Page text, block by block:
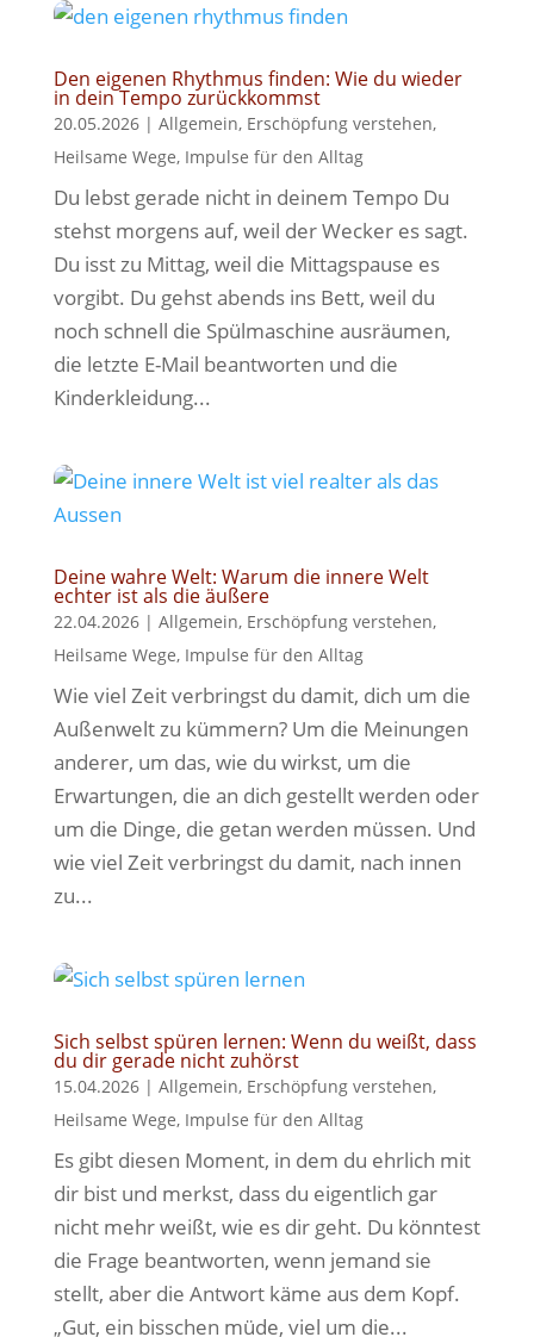
Den eigenen Rhythmus finden: Wie du wieder
in dein Tempo zurückkommst
20.05.2026| Allgemein, Erschöpfung verstehen,
Heilsame Wege, Impulse für den Alltag
Du lebst gerade nicht in deinem Tempo Du
stehst morgens auf, weil der Wecker es sagt.
Du isst zu Mittag, weil die Mittagspause es
vorgibt. Du gehst abends ins Bett, weil du
noch schnell die Spülmaschine ausräumen,
die letzte E-Mail beantworten und die
Kinderkleidung...
Deine wahre Welt: Warum die innere Welt
echter ist als die äußere
22.04.2026| Allgemein, Erschöpfung verstehen,
Heilsame Wege, Impulse für den Alltag
Wie viel Zeit verbringst du damit, dich um die
Außenwelt zu kümmern? Um die Meinungen
anderer, um das, wie du wirkst, um die
Erwartungen, die an dich gestellt werden oder
um die Dinge, die getan werden müssen. Und
wie viel Zeit verbringst du damit, nach innen
zu...
Sich selbst spüren lernen: Wenn du weißt, dass
du dir gerade nicht zuhörst
15.04.2026| Allgemein, Erschöpfung verstehen,
Heilsame Wege, Impulse für den Alltag
Es gibt diesen Moment, in dem du ehrlich mit
dir bist und merkst, dass du eigentlich gar
nicht mehr weißt, wie es dir geht. Du könntest
die Frage beantworten, wenn jemand sie
stellt, aber die Antwort käme aus dem Kopf.
„Gut, ein bisschen müde, viel um die...